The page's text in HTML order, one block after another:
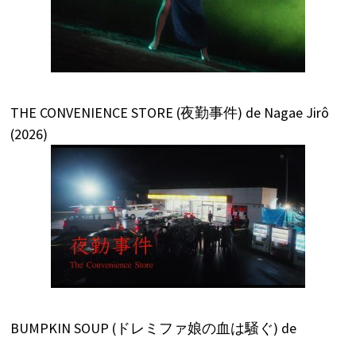
THE CONVENIENCE STORE (夜勤事件) de Nagae Jirô
(2026)
BUMPKIN SOUP (ドレミファ娘の血は騒ぐ) de